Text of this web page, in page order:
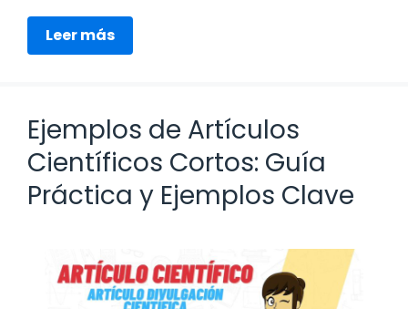
Leer más
Ejemplos de Artículos
Científicos Cortos: Guía
Práctica y Ejemplos Clave